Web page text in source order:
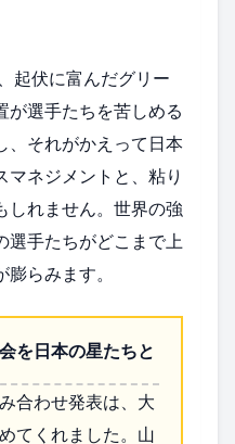
起伏に富んだグリー
が選手たちを苦しめる
、それがかえって日本
マネジメントと、粘り
しれません。世界の強
選手たちがどこまで上
らみます。
を日本の星たちと
合わせ発表は、大
てくれました。山